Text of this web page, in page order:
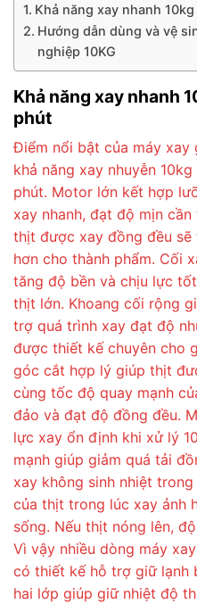
Khả năng xay nhanh
Hướng dẫn dùng và vệ
nghiệp 10KG
Khả năng xay nhanh
phút
Điểm nổi bật của máy xay
khả năng xay nhuyễn
phút. Motor lớn kết hợp
xay nhanh, đạt độ mịn
thịt được xay đồng đều
hơn cho thành phẩm. Cối
tăng độ bền và chịu lực
thịt lớn. Khoang cối rộng
trợ quá trình xay đạt độ
được thiết kế chuyên cho
góc cắt hợp lý giúp thịt
cùng tốc độ quay mạnh
đảo và đạt độ đồng đều.
lực xay ổn định khi xử lý
mạnh giúp giảm quá tải
xay không sinh nhiệt
của thịt trong lúc xay ảnh
sống. Nếu thịt nóng lên,
Vì vậy nhiều dòng máy
có thiết kế hỗ trợ giữ lạnh
hai lớp giúp giữ nhiệt độ